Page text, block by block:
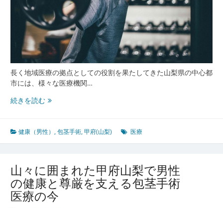
シ
ー
重
視
の
地
域
医
療
ル
長く地域医療の拠点としての役割を果たしてきた山梨県の中心都
市には、様々な医療機関…
続きを読む甲
梨
の
密
着
医
健康（男性） ,包茎手術,甲府(山梨) 医療
山々に囲まれた甲府山梨で男性
の健康と尊厳を支える包茎手術
医療の今